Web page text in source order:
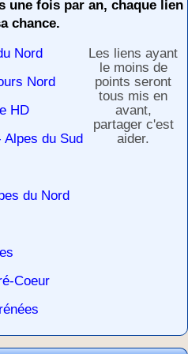
une fois par an, chaque lien
chance.
Nord
Nord
HD
du Sud
du Nord
Coeur
Les liens ayant
le moins de
points seront
tous mis en
avant,
partager c'est
aider.